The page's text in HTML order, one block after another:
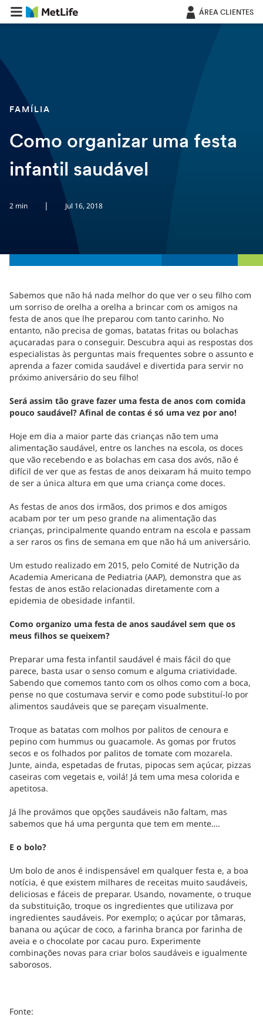
Saltar navegação ÁREA CLIENTES
FAMÍLIA
Como organizar uma festa
infantil saudável
2 min | Jul 16, 2018
Sabemos que não há nada melhor do que ver o seu filho com
um sorriso de orelha a orelha a brincar com os amigos na
festa de anos que lhe preparou com tanto carinho. No
entanto, não precisa de gomas, batatas fritas ou bolachas
açucaradas para o conseguir. Descubra aqui as respostas dos
especialistas às perguntas mais frequentes sobre o assunto e
aprenda a fazer comida saudável e divertida para servir no
próximo aniversário do seu filho!
Será assim tão grave fazer uma festa de anos com comida
pouco saudável? Afinal de contas é só uma vez por ano!
Hoje em dia a maior parte das crianças não tem uma
alimentação saudável, entre os lanches na escola, os doces
que vão recebendo e as bolachas em casa dos avós, não é
difícil de ver que as festas de anos deixaram há muito tempo
de ser a única altura em que uma criança come doces.
As festas de anos dos irmãos, dos primos e dos amigos
acabam por ter um peso grande na alimentação das
crianças, principalmente quando entram na escola e passam
a ser raros os fins de semana em que não há um aniversário.
Um estudo realizado em 2015, pelo Comité de Nutrição da
Academia Americana de Pediatria (AAP), demonstra que as
festas de anos estão relacionadas diretamente com a
epidemia de obesidade infantil.
Como organizo uma festa de anos saudável sem que os
meus filhos se queixem?
Preparar uma festa infantil saudável é mais fácil do que
parece, basta usar o senso comum e alguma criatividade.
Sabendo que comemos tanto com os olhos como com a boca,
pense no que costumava servir e como pode substituí-lo por
alimentos saudáveis que se pareçam visualmente.
Troque as batatas com molhos por palitos de cenoura e
pepino com hummus ou guacamole. As gomas por frutos
secos e os folhados por palitos de tomate com mozarela.
Junte, ainda, espetadas de frutas, pipocas sem açúcar, pizzas
caseiras com vegetais e, voilá! Já tem uma mesa colorida e
apetitosa.
Já lhe provámos que opções saudáveis não faltam, mas
sabemos que há uma pergunta que tem em mente….
E o bolo?
Um bolo de anos é indispensável em qualquer festa e, a boa
notícia, é que existem milhares de receitas muito saudáveis,
deliciosas e fáceis de preparar. Usando, novamente, o truque
da substituição, troque os ingredientes que utilizava por
ingredientes saudáveis. Por exemplo; o açúcar por tâmaras,
banana ou açúcar de coco, a farinha branca por farinha de
aveia e o chocolate por cacau puro. Experimente
combinações novas para criar bolos saudáveis e igualmente
saborosos.
Fonte: